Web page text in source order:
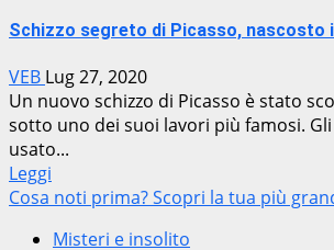
Schizzo segreto di Picasso, nascosto
VEB Lug 27, 2020
Un nuovo schizzo di Picasso è stato
sotto uno dei suoi lavori più famosi.
usato...
Leggi
Cosa noti prima? Scopri la tua più
Misteri e insolito